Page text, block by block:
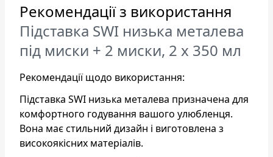
Рекомендації з використання
Підставка SWI низька металева
під миски + 2 миски, 2 х 350 мл
Рекомендації щодо використання:
Підставка SWI низька металева призначена для
комфортного годування вашого улюбленця.
Вона має стильний дизайн і виготовлена з
високоякісних матеріалів.